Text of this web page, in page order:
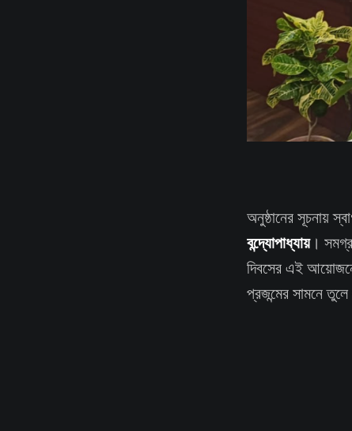
অনুষ্ঠানের সূচনায়
বন্দ্যোপাধ্যায়। সমগ্র
দিবসের এই
প্রজন্মের সামনে